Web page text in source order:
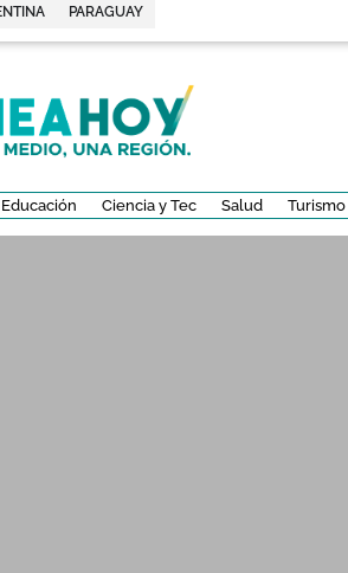
PARAGUAY
Educación Ciencia y Tec Salud Turismo